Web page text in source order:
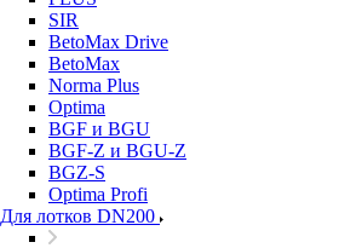
SIR
BetoMax Drive
BetoMax
Norma Plus
Optima
BGF и BGU
BGF-Z и BGU-Z
BGZ-S
Optima Profi
Для лотков DN200